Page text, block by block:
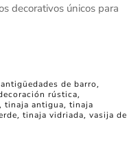
decorativos únicos para
antigüedades de barro ,
rústica,
, tinaja antigua, tinaja
, tinaja vidriada, vasija de